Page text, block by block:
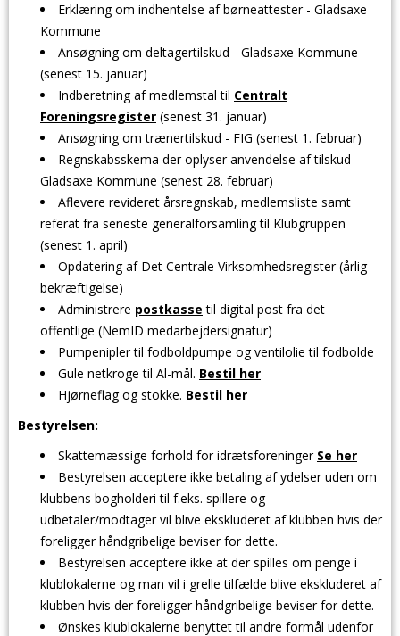
Erklæring om indhentelse af børneattester - Gladsaxe
Kommune
Ansøgning om deltagertilskud - Gladsaxe Kommune
(senest 15. januar)
Indberetning af medlemstal til Centralt
Foreningsregister (senest 31. januar)
Ansøgning om trænertilskud - FIG (senest 1. februar)
Regnskabsskema der oplyser anvendelse af tilskud -
Gladsaxe Kommune (senest 28. februar)
Aflevere revideret årsregnskab, medlemsliste samt
referat fra seneste generalforsamling til Klubgruppen
(senest 1. april)
Opdatering af Det Centrale Virksomhedsregister (årlig
bekræftigelse)
Administrere postkasse til digital post fra det
offentlige (NemID medarbejdersignatur)
Pumpenipler til fodboldpumpe og ventilolie til fodbolde
Gule netkroge til Al-mål. Bestil her
Hjørneflag og stokke. Bestil her
Bestyrelsen:
Skattemæssige forhold for idrætsforeninger Se her
Bestyrelsen acceptere ikke betaling af ydelser uden om
klubbens bogholderi til f.eks. spillere og
udbetaler/modtager vil blive ekskluderet af klubben hvis der
foreligger håndgribelige beviser for dette.
Bestyrelsen acceptere ikke at der spilles om penge i
klublokalerne og man vil i grelle tilfælde blive ekskluderet af
klubben hvis der foreligger håndgribelige beviser for dette.
Ønskes klublokalerne benyttet til andre formål udenfor